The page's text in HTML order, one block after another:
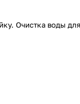
Очистка воды